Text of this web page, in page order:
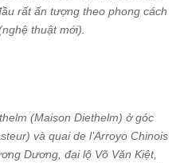
rất ấn tượng theo phong cách
thuật mới).
(Maison Diethelm) ở góc
và quai de l’Arroyo Chinois
Dương, đại lộ Võ Văn Kiệt,